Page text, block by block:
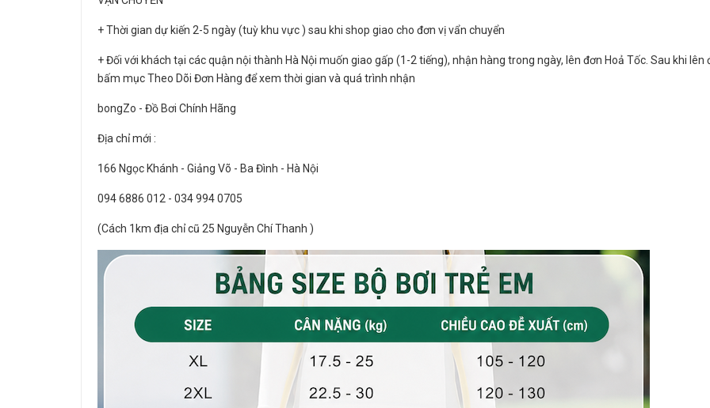
+ Thời gian dự kiến 2-5 ngày (tuỳ khu vực ) sau khi shop giao cho đơn vị vẩn chuyển
+ Đối với khách tại các quận nội thành Hà Nội muốn giao gấp (1-2 tiếng), nhận hàng trong ngày, lên đơn Hoả Tốc. Sau khi lên
bấm mục Theo Dõi Đơn Hàng để xem thời gian và quá trình nhận
bongZo - Đồ Bơi Chính Hãng
Địa chỉ mới :
166 Ngọc Khánh - Giảng Võ - Ba Đình - Hà Nội
094 6886 012 - 034 994 0705
(Cách 1km địa chỉ cũ 25 Nguyễn Chí Thanh )